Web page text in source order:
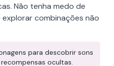
Não tenha medo de
combinações não
para descobrir sons
ocultas.